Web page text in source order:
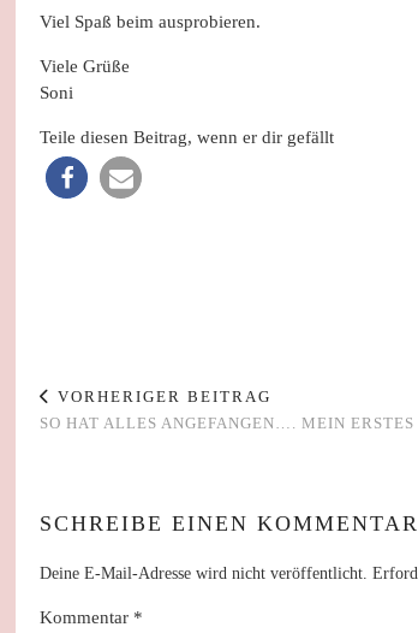
Viel Spaß beim ausprobieren.
Viele Grüße
Soni
Teile diesen Beitrag, wenn er dir gefällt
VORHERIGER BEITRAG
SO HAT ALLES ANGEFANGEN…. MEIN
SCHREIBE EINEN KOMMENTAR
Deine E-Mail-Adresse wird nicht veröffentlicht.
Kommentar *